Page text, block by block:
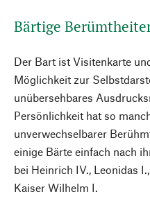
Bärtige
Der Bart ist Visitenkarte
Möglichkeit zur
unübersehbares
Persönlichkeit hat so
unverwechselbarer
einige Bärte einfach nach
bei Heinrich IV., Leonidas
Kaiser Wilhelm I.